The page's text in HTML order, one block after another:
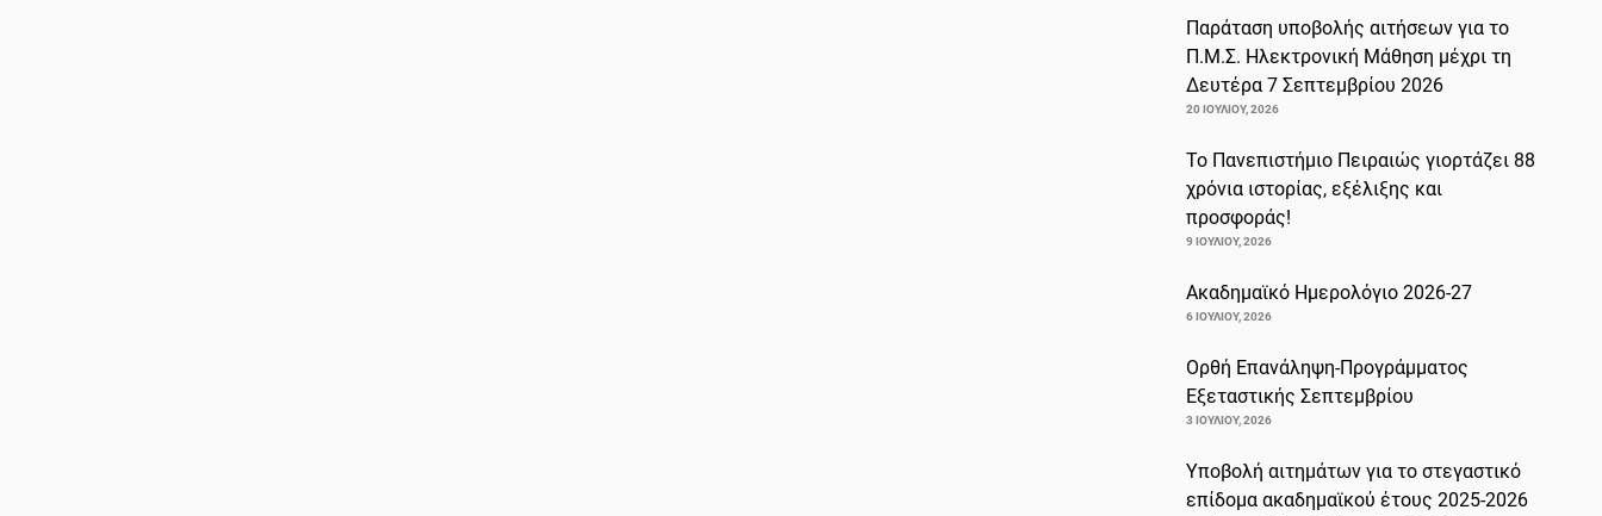
Παράταση υποβολής αιτήσεων για το
Π.Μ.Σ. Ηλεκτρονική Μάθηση μέχρι τη
Δευτέρα 7 Σεπτεμβρίου 2026
20 ΙΟΥΛΊΟΥ, 2026
Το Πανεπιστήμιο Πειραιώς γιορτάζει 88
χρόνια ιστορίας, εξέλιξης και
προσφοράς!
9 ΙΟΥΛΊΟΥ, 2026
Ακαδημαϊκό Ημερολόγιο 2026-27
6 ΙΟΥΛΊΟΥ, 2026
Ορθή Επανάληψη-Προγράμματος
Εξεταστικής Σεπτεμβρίου
3 ΙΟΥΛΊΟΥ, 2026
Υποβολή αιτημάτων για το στεγαστικό
επίδομα ακαδημαϊκού έτους 2025-2026